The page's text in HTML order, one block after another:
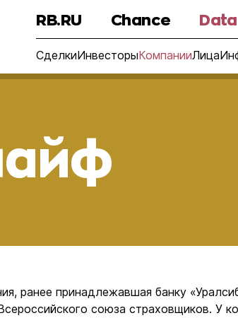
RB.RU Chance Data
СделкиИнвесторыКомпанииЛица
ранее принадлежавшая банку
союза страховщиков. У